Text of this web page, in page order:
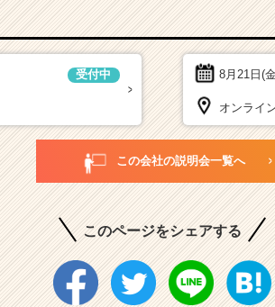
受付中 8月21日(
オンライ
この会社の説明会一覧へ
このページをシェアする